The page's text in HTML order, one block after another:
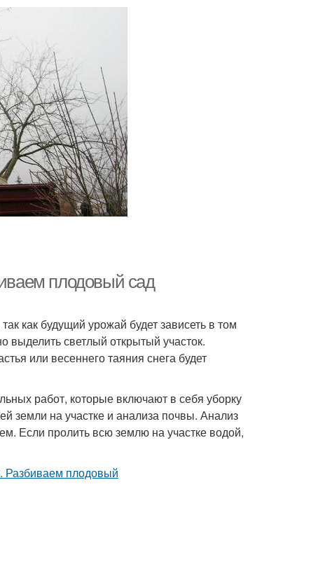
плодовый сад
как будущий урожай будет зависеть в том
выделить светлый открытый участок.
или весеннего таяния снега будет
работ, которые включают в себя уборку
земли на участке и анализа почвы. Анализ
Если пролить всю землю на участке водой,